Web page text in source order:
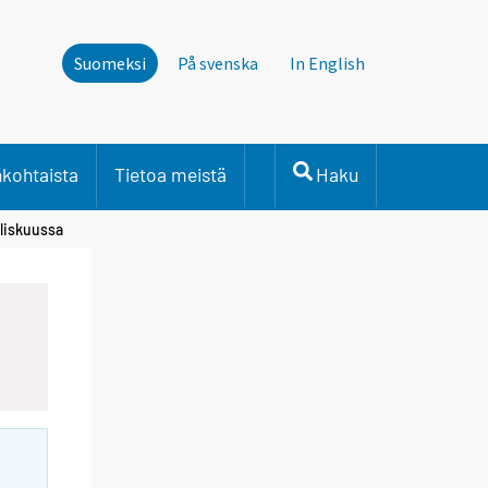
Suomeksi På svenska In English
Tietoa meistä Haku